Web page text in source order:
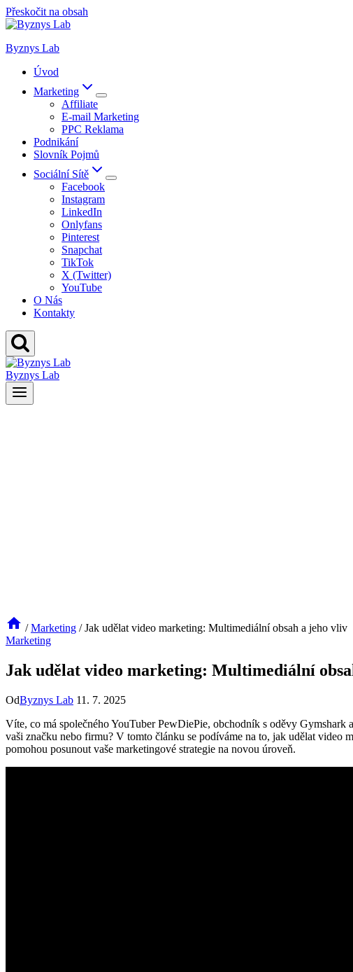
Přeskočit na obsah
Byznys Lab
Úvod
Marketing
Affiliate
E-mail Marketing
PPC Reklama
Podnikání
Slovník Pojmů
Sociální Sítě
Facebook
Instagram
LinkedIn
Onlyfans
Pinterest
Snapchat
TikTok
X (Twitter)
YouTube
O Nás
Kontakty
Byznys Lab
/ Marketing / Jak udělat video marketing: Multimediální obsah a jeho vliv
Marketing
Jak udělat video marketing: Multimediální
OdByznys Lab 11. 7. 2025
Víte, co má společného YouTuber PewDiePie, obchodník s oděvy
vaši značku nebo firmu? V tomto článku se podíváme na to, jak udělat
pomohou posunout vaše marketingové strategie na novou úroveň.